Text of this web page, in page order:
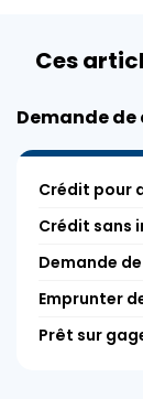
Ces
Demande
Crédit pour
Crédit sans
Demande
Emprunter
Prêt sur